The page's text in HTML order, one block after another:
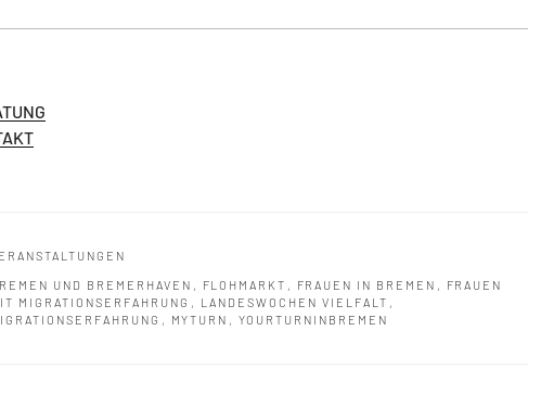
UND BREMERHAVEN , FLOHMARKT , FRAUEN IN BREMEN ,
FRAUEN
MIGRATIONSERFAHRUNG , LANDESWOCHEN VIELFALT ,
, MYTURN , YOURTURNINBREMEN